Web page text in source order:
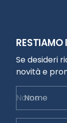
Se desideri
novità e
Nome